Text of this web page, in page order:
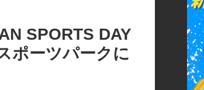
SPORTS DAY
ポーツパークに